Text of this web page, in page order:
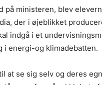
på ministeren, blev
der i øjeblikket
indgå i et
i energi-og klimadebatten.
at se sig selv og deres